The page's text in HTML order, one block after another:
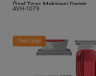
Özel Tıraş Makinesi Demir
Kasa KP-2149
AVH-1079
Yeni Ürün